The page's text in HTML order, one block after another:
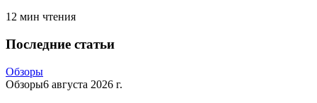
12 мин чтения
Последние статьи
Обзоры
Обзоры6 августа 2026 г.